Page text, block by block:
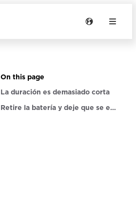
On this page
La duración es demasiado corta
Retire la batería y deje que se enfríe